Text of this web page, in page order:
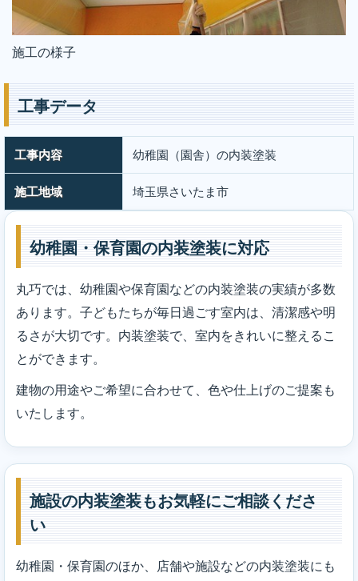
施工の様子
工事データ
工事内容 幼稚園（園舎）の内装塗装
施工地域 埼玉県さいたま市
幼稚園・保育園の内装塗装に対応
丸巧では、幼稚園や保育園などの内装塗装の実績が多数
あります。子どもたちが毎日過ごす室内は、清潔感や明
るさが大切です。内装塗装で、室内をきれいに整えるこ
とができます。
建物の用途やご希望に合わせて、色や仕上げのご提案も
いたします。
施設の内装塗装もお気軽にご相談くださ
い
幼稚園・保育園のほか、店舗や施設などの内装塗装にも